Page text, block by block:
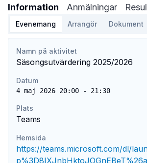
Information Anmälningar
Evenemang Arrangör Dokument
Namn på aktivitet
Säsongsutvärdering 2025/2026
Datum
4 maj 2026 20:00 - 21:30
Plats
Teams
Hemsida
https://teams.microsoft.com/dl/